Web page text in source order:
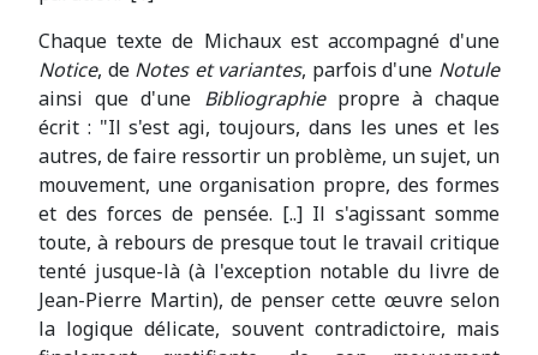
Chaque texte de Michaux est accompagné d'une
Notice, de Notes et variantes, parfois d'une Notule
ainsi que d'une Bibliographiepropre à chaque
écrit : "Il s'est agi, toujours, dans les unes et les
autres, de faire ressortir un problème, un sujet, un
mouvement, une organisation propre, des formes
et des forces de pensée. [..] Il s'agissant somme
toute, à rebours de presque tout le travail critique
tenté jusque-là (à l'exception notable du livre de
Jean-Pierre Martin), de penser cette œuvre selon
la logique délicate, souvent contradictoire, mais